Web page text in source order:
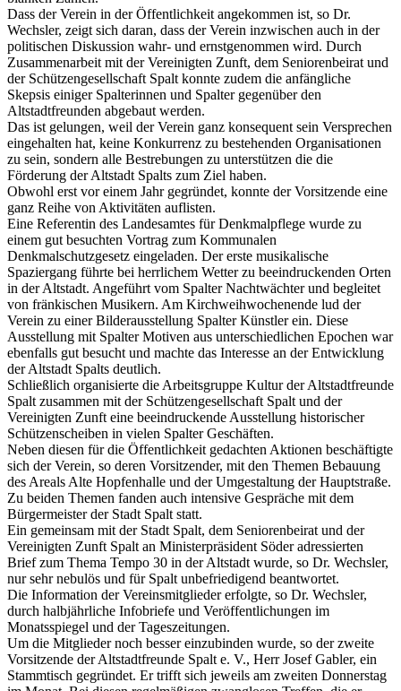
Dass der Verein in der Öffentlichkeit angekommen ist, so Dr.
Wechsler, zeigt sich daran, dass der Verein inzwischen auch in der
politischen Diskussion wahr- und ernstgenommen wird. Durch
Zusammenarbeit mit der Vereinigten Zunft, dem Seniorenbeirat und
der Schützengesellschaft Spalt konnte zudem die anfängliche
Skepsis einiger Spalterinnen und Spalter gegenüber den
Altstadtfreunden abgebaut werden.
Das ist gelungen, weil der Verein ganz konsequent sein Versprechen
eingehalten hat, keine Konkurrenz zu bestehenden Organisationen
zu sein, sondern alle Bestrebungen zu unterstützen die die
Förderung der Altstadt Spalts zum Ziel haben.
Obwohl erst vor einem Jahr gegründet, konnte der Vorsitzende eine
ganz Reihe von Aktivitäten auflisten.
Eine Referentin des Landesamtes für Denkmalpflege wurde zu
einem gut besuchten Vortrag zum Kommunalen
Denkmalschutzgesetz eingeladen. Der erste musikalische
Spaziergang führte bei herrlichem Wetter zu beeindruckenden Orten
in der Altstadt. Angeführt vom Spalter Nachtwächter und begleitet
von fränkischen Musikern. Am Kirchweihwochenende lud der
Verein zu einer Bilderausstellung Spalter Künstler ein. Diese
Ausstellung mit Spalter Motiven aus unterschiedlichen Epochen war
ebenfalls gut besucht und machte das Interesse an der Entwicklung
der Altstadt Spalts deutlich.
Schließlich organisierte die Arbeitsgruppe Kultur der Altstadtfreunde
Spalt zusammen mit der Schützengesellschaft Spalt und der
Vereinigten Zunft eine beeindruckende Ausstellung historischer
Schützenscheiben in vielen Spalter Geschäften.
Neben diesen für die Öffentlichkeit gedachten Aktionen beschäftigte
sich der Verein, so deren Vorsitzender, mit den Themen Bebauung
des Areals Alte Hopfenhalle und der Umgestaltung der Hauptstraße.
Zu beiden Themen fanden auch intensive Gespräche mit dem
Bürgermeister der Stadt Spalt statt.
Ein gemeinsam mit der Stadt Spalt, dem Seniorenbeirat und der
Vereinigten Zunft Spalt an Ministerpräsident Söder adressierten
Brief zum Thema Tempo 30 in der Altstadt wurde, so Dr. Wechsler,
nur sehr nebulös und für Spalt unbefriedigend beantwortet.
Die Information der Vereinsmitglieder erfolgte, so Dr. Wechsler,
durch halbjährliche Infobriefe und Veröffentlichungen im
Monatsspiegel und der Tageszeitungen.
Um die Mitglieder noch besser einzubinden wurde, so der zweite
Vorsitzende der Altstadtfreunde Spalt e. V., Herr Josef Gabler, ein
Stammtisch gegründet. Er trifft sich jeweils am zweiten Donnerstag